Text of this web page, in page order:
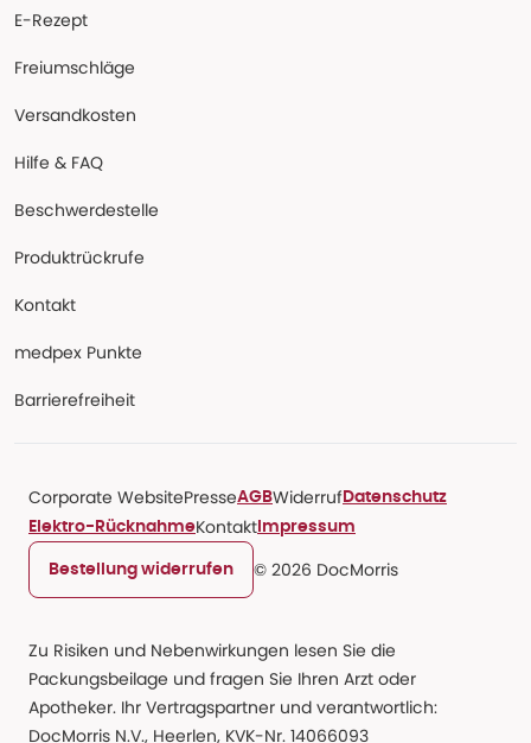
E-Rezept
Freiumschläge
Versandkosten
Hilfe & FAQ
Beschwerdestelle
Produktrückrufe
Kontakt
medpex Punkte
Barrierefreiheit
Corporate WebsitePresseAGBWiderruf Datenschutz
Elektro-RücknahmeKontakt Impressum
Bestellung widerrufen © 2026 DocMorris
Zu Risiken und Nebenwirkungen lesen Sie die
Packungsbeilage und fragen Sie Ihren Arzt oder
Apotheker. Ihr Vertragspartner und verantwortlich:
DocMorris N.V., Heerlen, KVK-Nr. 14066093